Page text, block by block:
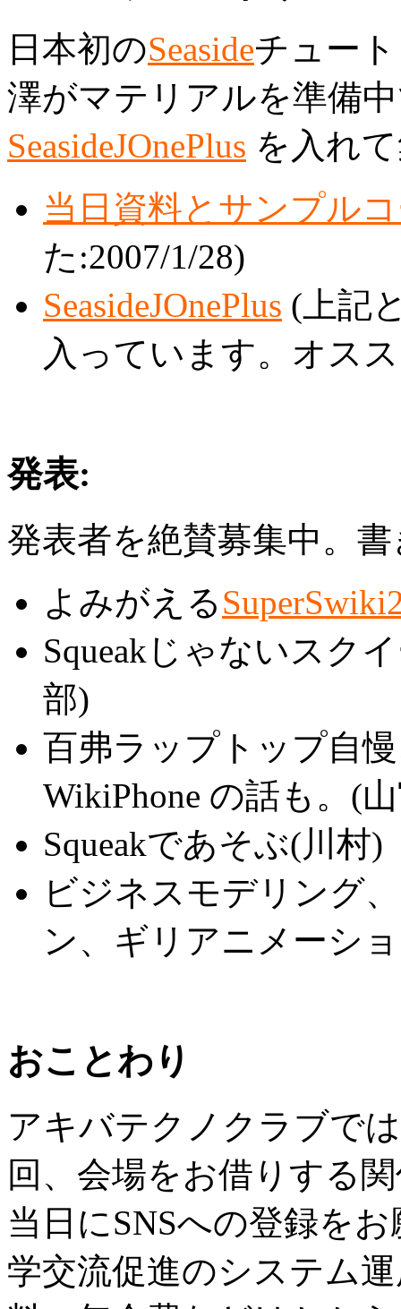
日本初のSeasideチュー
澤がマテリアルを準備
SeasideJOnePlus を入れ
当日資料とサンプル
た:2007/1/28)
SeasideJOnePlus (上記
入っています。オス
発表:
発表者を絶賛募集中。
よみがえる
Squeakじゃないスク
部)
百弗ラップトップ自
WikiPhone の話も。(
Squeakであそぶ(川村)
ビジネスモデリング
ン、ギリアニメーシ
おことわり
アキバテクノクラブで
回、会場をお借りする
当日にSNSへの登録を
学交流促進のシステム